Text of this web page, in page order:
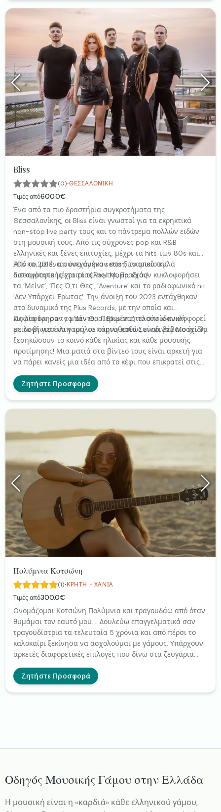
Bliss
(0)·ΘΕΣΣΑΛΟΝΊΚΗ
Τιμές από600.0€
Ένα από τα πιο δραστήρια συγκροτήματα της
Θεσσαλονίκης, οι Bliss είναι γνωστοί για τα εκρηκτικά
non-stop live party τους και το πάντρεμα πολλών ειδών
στη μουσική τους. Από τις σύχρονες pop και R&B
ελληνικές και ξένες επιτυχίες, μέχρι τα hits των 80s και
70s και με ένα συνεχόμενο setlist, το οποίο κυλά
ασταμάτητα μέχρι το τέλος της βραδιάς!
Από το 2018, και όσο ανήκαν στο δυναμικό της
δισκογραφικής εταιρίας Real Music, έχουν κυκλοφορήσει
τα ‘Μείνε’, ‘Πες Ό,τι Θες’, ‘Aventure’ και το ραδιοφωνικό hit
'Δεν Υπάρχει Έρωτας'. Την άνοιξη του 2023 εντάχθηκαν
στο δυναμικό της Plus Records, με την οποία και
κυκλοφόρησαν το 'Δεν Θα Περιμένω', το οποίο κυκλοφορεί
με το βίντεο κλιπ του, σε σκηνοθεσία Συνοδινού Μοσχίδη.
Ως μία live party μπάντα, οι Bliss αποτελούν ιδανική
επιλογή για ένα γαμήλιο πάρτυ, καθώς είναι βέβαιο ότι θα
ξεσηκώσουν το κοινό κάθε ηλικίας και κάθε μουσικής
προτίμησης! Μια ματιά στα βίντεό τους είναι αρκετή για
να πάρει κανείς μια ιδέα από το κέφι που επικρατεί στις
πλέον απαιτητικές διοργανώσεις και με ποικιλία
ρεπερτορίου που ικανοποιεί και τα πιο δύσκολα γούστα,
ανάμνηση για όλους τους καλεσμένους.
Ζητήστε Προσφορά
Πολύμνια Κοτσώνη
(1)·ΚΡΉΤΗ - ΧΑΝΙΆ
Τιμές από300.0€
Ονομάζομαι Κοτσώνη Πολύμνια και τραγουδάω από όταν
θυμάμαι τον εαυτό μου.... Δουλεύω επαγγελματικά σαν
τραγουδίστρια τα τελευταία 5 χρόνια και από πέρσι το
καλοκαίρι ξεκίνησα να ασχολούμαι με γάμους. Υπάρχουν
αρκετές διαφορετικές επιλογές που δίνω στα ζευγάρια
μου με backing tracks και την κιθάρα μου, είτε με
πιανίστα, είτε με full band) οπότε για περισσότερες
Ζητήστε Προσφορά
Οδηγός Μουσικής Γάμου στην Ελλάδα
Η μουσική είναι η «καρδιά» κάθε ελληνικού γάμου,